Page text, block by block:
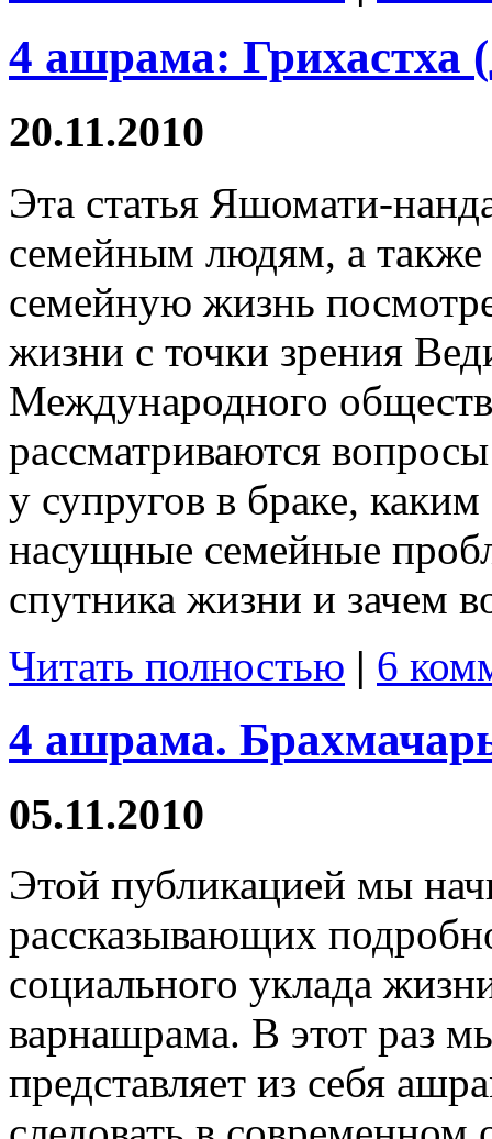
4 ашрама: Грихастха
20.11.2010
Эта статья Яшомати-
семейным людям, а также
семейную жизнь
жизни с точки зрения
Международного
рассматриваются
у супругов в браке,
насущные семейные
спутника жизни и зачем
Читать полностью | 6
4 ашрама.
05.11.2010
Этой публикацией мы
рассказывающих
социального уклада
варнашрама. В этот раз
представляет из себя